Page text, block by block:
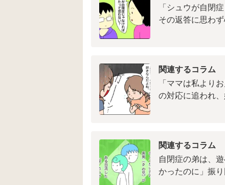
「シュウが自閉
その返答に思わ
関連するコラム
「ママは私より
の対応に追われ
関連するコラム
自閉症の弟は、
かったのに」振